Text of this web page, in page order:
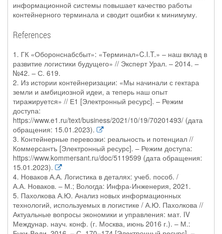
информационной системы повышает качество работы
контейнерного терминала и сводит ошибки к минимуму.
References
1. ГК «Оборонснабсбыт»: «Терминал»C.I.T.» – наш вклад в
развитие логистики будущего» // Эксперт Урал. – 2014. –
№42. – С. 619.
2. Из истории контейнеризации: «Мы начинали с гектара
земли и амбициозной идеи, а теперь наш опыт
тиражируется» // Е1 [Электронный ресурс]. – Режим
доступа:
https://www.e1.ru/text/business/2021/10/19/70201493/ (дата
обращения: 15.01.2023).
3. Контейнерные перевозки: реальность и потенциал //
Коммерсантъ [Электронный ресурс]. – Режим доступа:
https://www.kommersant.ru/doc/5119599 (дата обращения:
15.01.2023).
4. Новаков А.А. Логистика в деталях: учеб. пособ. /
А.А. Новаков. – М.; Вологда: Инфра-Инженерия, 2021.
5. Пахолкова А.Ю. Анализ новых информационных
технологий, используемых в логистике / А.Ю. Пахолкова //
Актуальные вопросы экономики и управления: мат. IV
Междунар. науч. конф. (г. Москва, июнь 2016 г.). – М.: